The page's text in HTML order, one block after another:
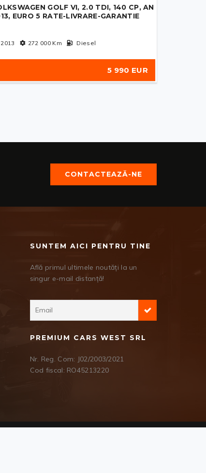
GOLF VI, 2.0 TDI, 140 CP, AN
EURO 5 RATE-LIVRARE-GARANTIE
2013 272 000Km Diesel
5 990 EUR
CONTACTEAZĂ-NE
SUNTEM AICI PENTRU TINE
Află primul ultimele noutăți la un
singur e-mail distanță!
PREMIUM CARS WEST SRL
Nr. Reg. Com: J02/2003/2021
Cod fiscal: RO45213220